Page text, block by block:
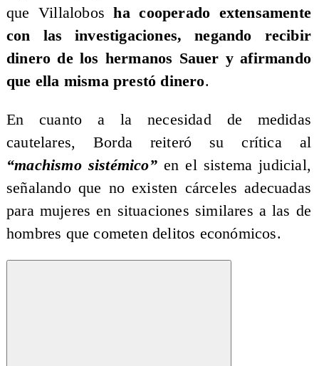
que Villalobos ha cooperado extensamente
con las investigaciones, negando recibir
dinero de los hermanos Sauer y afirmando
que ella misma prestó dinero.
En cuanto a la necesidad de medidas
cautelares, Borda reiteró su crítica al
“machismo sistémico”en el sistema judicial,
señalando que no existen cárceles adecuadas
para mujeres en situaciones similares a las de
hombres que cometen delitos económicos.